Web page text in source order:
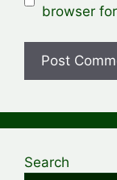
browser
Search